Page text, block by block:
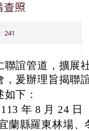
查照
241
聯誼管道，擴展
，爰辦理旨揭聯
下：
年 8 月 24 日
蘭縣羅東林場